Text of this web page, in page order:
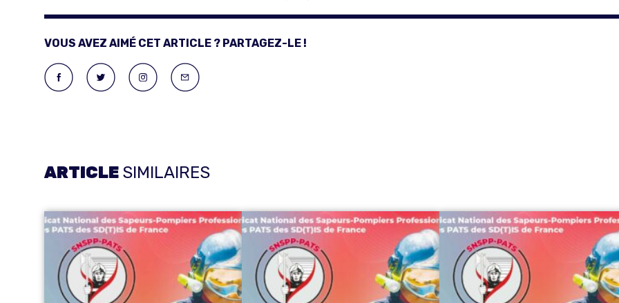
VOUS AVEZ AIMÉ CET ARTICLE ? PARTAGEZ-LE !
ARTICLE SIMILAIRES